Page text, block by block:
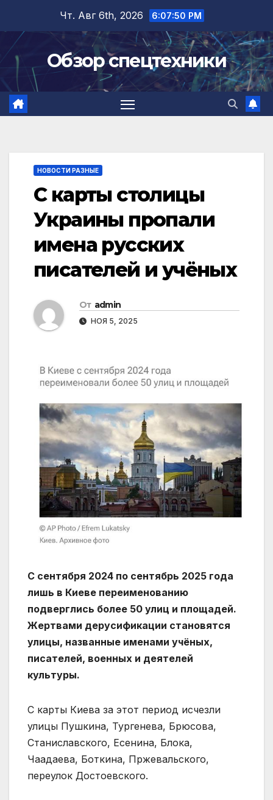
содержимому
Чт. Авг 6th, 2026 6:07:51 PM
Обзор спецтехники
НОВОСТИ РАЗНЫЕ
С карты столицы
Украины пропали
имена русских
писателей и учёных
От admin
НОЯ 5, 2025
С сентября 2024 по сентябрь 2025 года
лишь в Киеве переименованию
подверглись более 50 улиц и площадей.
Жертвами дерусификации становятся
улицы, названные именами учёных,
писателей, военных и деятелей
культуры.
С карты Киева за этот период исчезли
улицы Пушкина, Тургенева, Брюсова,
Станиславского, Есенина, Блока,
Чаадаева, Боткина, Пржевальского,
переулок Достоевского.